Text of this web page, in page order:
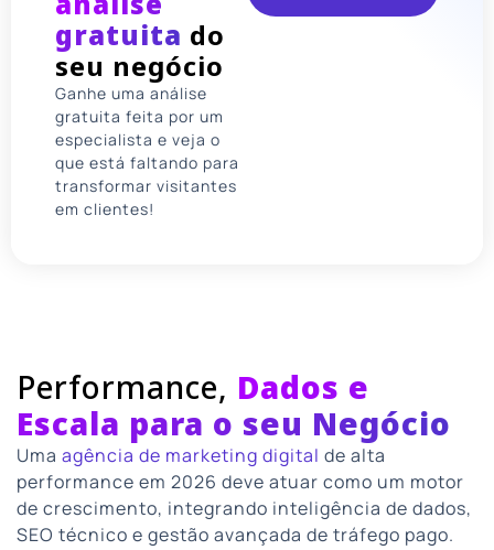
gratuita do
seu negócio
Ganhe uma análise
gratuita feita por um
especialista e veja o
que está faltando para
transformar visitantes
em clientes!
Performance, Dados e
Escala para o seu Negócio
Uma agência de marketing digital de alta
performance em 2026 deve atuar como um motor
de crescimento, integrando inteligência de dados,
SEO técnico e gestão avançada de tráfego pago.